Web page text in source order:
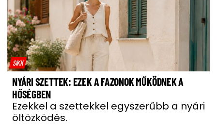
SIKK
NYÁRI SZETTEK: EZEK A FAZONOK MŰKÖDNEK A
HŐSÉGBEN
Ezekkel a szettekkel egyszerűbb a nyári
öltözködés.